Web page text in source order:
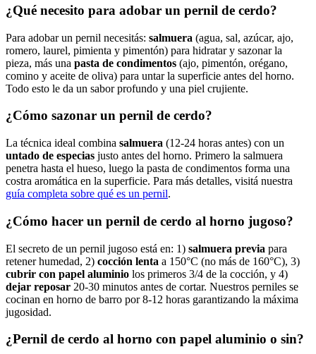
¿Qué necesito para adobar un pernil de cerdo?
Para adobar un pernil necesitás: salmuera (agua, sal, azúcar, ajo,
romero, laurel, pimienta y pimentón) para hidratar y sazonar la
pieza, más una pasta de condimentos (ajo, pimentón, orégano,
comino y aceite de oliva) para untar la superficie antes del horno.
Todo esto le da un sabor profundo y una piel crujiente.
¿Cómo sazonar un pernil de cerdo?
La técnica ideal combina salmuera (12-24 horas antes) con un
untado de especias justo antes del horno. Primero la salmuera
penetra hasta el hueso, luego la pasta de condimentos forma una
costra aromática en la superficie. Para más detalles, visitá nuestra
guía completa sobre qué es un pernil.
¿Cómo hacer un pernil de cerdo al horno jugoso?
El secreto de un pernil jugoso está en: 1) salmuera previa para
retener humedad, 2) cocción lenta a 150°C (no más de 160°C), 3)
cubrir con papel aluminio los primeros 3/4 de la cocción, y 4)
dejar reposar 20-30 minutos antes de cortar. Nuestros perniles se
cocinan en horno de barro por 8-12 horas garantizando la máxima
jugosidad.
¿Pernil de cerdo al horno con papel aluminio o sin?